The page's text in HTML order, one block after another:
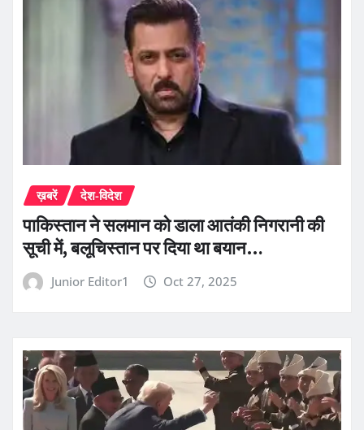
ख़बरें देश-विदेश
पाकिस्तान ने सलमान को डाला आतंकी निगरानी की
सूची में, बलूचिस्तान पर दिया था बयान…
Junior Editor1 Oct 27, 2025